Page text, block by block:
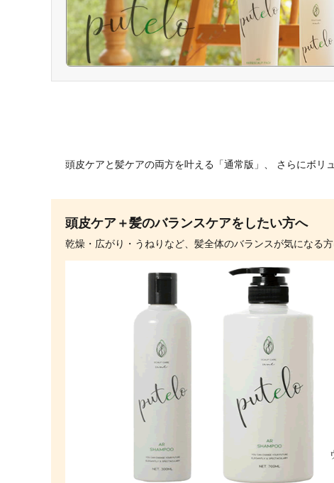
頭皮ケアと髪ケアの両方を叶える「通常版」、 さらにボリ
頭皮ケア＋髪のバランスケアをしたい方へ
乾燥・広がり・うねりなど、髪全体のバランスが気になる方